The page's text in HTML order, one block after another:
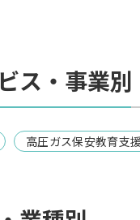
ス・事業別
高圧ガス保安教育支